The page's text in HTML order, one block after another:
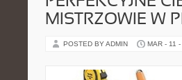
MISTRZOWIE W
POSTED BY ADMIN MAR - 11